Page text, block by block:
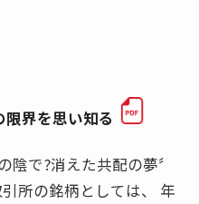
界を思い知る
陰で?消えた共配の夢〞
所の銘柄としては、 年